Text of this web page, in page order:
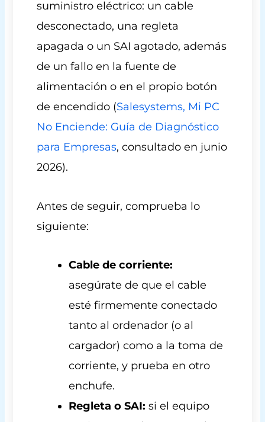
suministro eléctrico: un cable
desconectado, una regleta
apagada o un SAI agotado, además
de un fallo en la fuente de
alimentación o en el propio botón
de encendido (Salesystems, Mi PC
No Enciende: Guía de Diagnóstico
para Empresas, consultado en junio
2026).
Antes de seguir, comprueba lo
siguiente:
Cable de corriente:
asegúrate de que el cable
esté firmemente conectado
tanto al ordenador (o al
cargador) como a la toma de
corriente, y prueba en otro
enchufe.
Regleta o SAI: si el equipo